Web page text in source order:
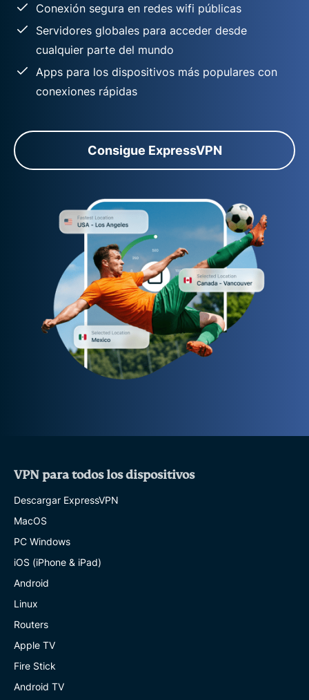
Conexión segura en redes wifi públicas
Servidores globales para acceder desde
cualquier parte del mundo
Apps para los dispositivos más populares con
conexiones rápidas
Consigue ExpressVPN
VPN para todos los dispositivos
Descargar ExpressVPN
MacOS
PC Windows
iOS (iPhone & iPad)
Android
Linux
Routers
Apple TV
Fire Stick
Android TV